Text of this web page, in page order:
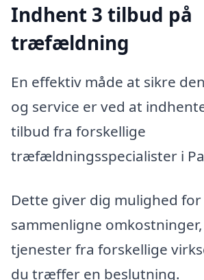
Indhent 3 tilbud på
træfældning
En effektiv måde at sikre
og service er ved at
tilbud fra forskellige
træfældningsspecialister i
Dette giver dig mulighed
sammenligne
tjenester fra forskellige
du træffer en beslutning.